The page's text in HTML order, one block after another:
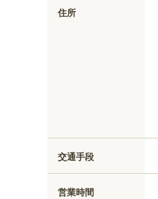
住所
交通手段
営業時間